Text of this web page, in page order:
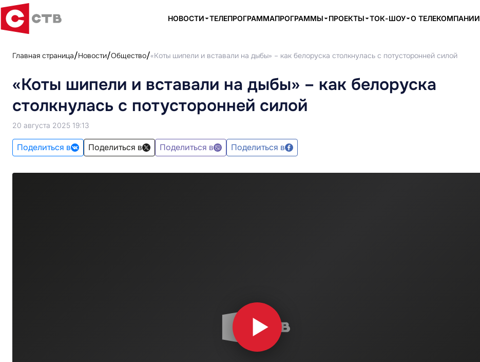
НОВОСТИ ТЕЛЕПРОГРАММАПРОГРАММЫ ПРОЕКТЫ ТОК-ШОУ О ТЕЛЕКОМПАНИИ
Главная страница Новости Общество «Коты шипели и вставали на дыбы» – как белоруска столкнулась с потусторонней силой
«Коты шипели и вставали на дыбы» – как белоруска
столкнулась с потусторонней силой
20 августа 2025 19:13
Поделиться в Поделиться в Поделиться в Поделиться в